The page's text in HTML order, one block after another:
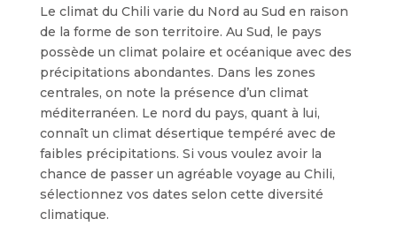
Le climat du Chili varie du Nord au Sud en raison
de la forme de son territoire. Au Sud, le pays
possède un climat polaire et océanique avec des
précipitations abondantes. Dans les zones
centrales, on note la présence d’un climat
méditerranéen. Le nord du pays, quant à lui,
connaît un climat désertique tempéré avec de
faibles précipitations. Si vous voulez avoir la
chance de passer un agréable voyage au Chili,
sélectionnez vos dates selon cette diversité
climatique.